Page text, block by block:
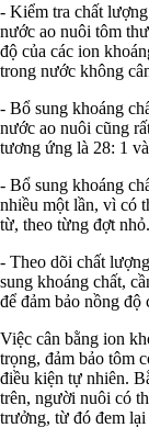
- Kiểm tra chất
nước ao nuôi tôm
độ của các ion
trong nước không
- Bổ sung khoáng
nước ao nuôi cũng
tương ứng là 28: 1
- Bổ sung khoáng
nhiều một lần, vì có
từ, theo từng đợt nhỏ.
- Theo dõi chất
sung khoáng chất,
để đảm bảo nồng độ
Việc cân bằng ion
trọng, đảm bảo tôm
điều kiện tự nhiên.
trên, người nuôi có
trưởng, từ đó đem